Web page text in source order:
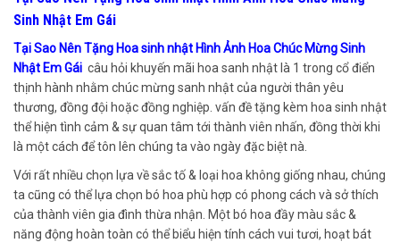
Sinh Nhật Em Gái
Tại Sao Nên Tặng Hoa sinh nhật Hình Ảnh Hoa Chúc Mừng Sinh
Nhật Em Gái câu hỏi khuyến mãi hoa sanh nhật là 1 trong cổ điển
thịnh hành nhằm chúc mừng sanh nhật của người thân yêu
thương, đồng đội hoặc đồng nghiệp. vấn đề tặng kèm hoa sinh nhật
thể hiện tình cảm & sự quan tâm tới thành viên nhấn, đồng thời khi
là một cách để tôn lên chúng ta vào ngày đặc biệt nà.
Với rất nhiều chọn lựa về sắc tố & loại hoa không giống nhau, chúng
ta cũng có thể lựa chọn bó hoa phù hợp có phong cách và sở thích
của thành viên gia đình thừa nhận. Một bó hoa đầy màu sắc &
năng động hoàn toàn có thể biểu hiện tính cách vui tươi, hoạt bát